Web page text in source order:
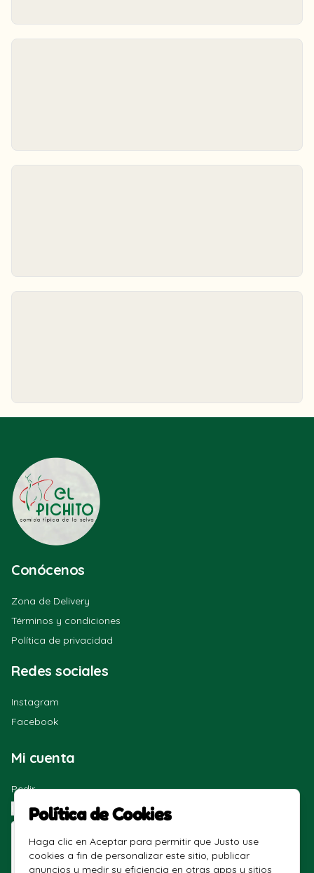
Conócenos
Zona de Delivery
Términos y condiciones
Política de privacidad
Redes sociales
Instagram
Facebook
Mi cuenta
Pedir
Iniciar sesión
Política de Cookies
Haga clic en Aceptar para permitir que Justo use
cookies a fin de personalizar este sitio, publicar
anuncios y medir su eficiencia en otras apps y sitios